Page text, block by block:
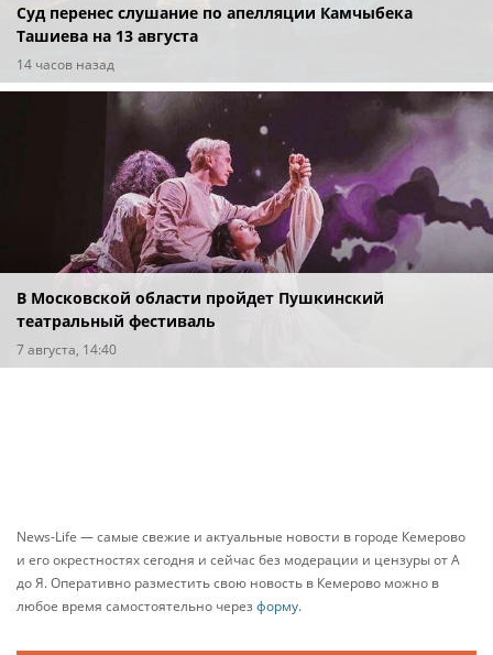
Суд перенес слушание по апелляции Камчыбека
Ташиева на 13 августа
14 часов назад
В Московской области пройдет Пушкинский
театральный фестиваль
7 августа, 14:40
News-Life — самые свежие и актуальные новости в городе Кемерово
и его окрестностях сегодня и сейчас без модерации и цензуры от А
до Я. Оперативно разместить свою новость в Кемерово можно в
любое время самостоятельно черезформу.